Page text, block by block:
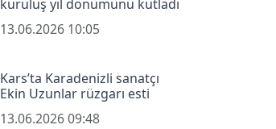
kuruluş yıl dönümünü kutladı
13.06.2026 10:05
Kars’ta Karadenizli sanatçı
Ekin Uzunlar rüzgarı esti
13.06.2026 09:48